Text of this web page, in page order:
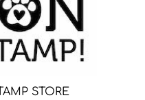
STORE